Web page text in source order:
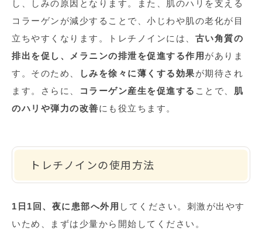
し、しみの原因となります。また、肌のハリを支える
コラーゲンが減少することで、小じわや肌の老化が目
立ちやすくなります。トレチノインには、 古い角質の
排出を促し、メラニンの排泄を促進する作用 がありま
す。そのため、
しみを徐々に薄くする効果が期待され
ます。さらに、
コラーゲン産生を促進する ことで、 肌
のハリや弾力の改善にも役立ちます。
トレチノインの使用方法
1日1回、夜に患部へ外用 してください。刺激が出やす
いため、まずは少量から開始してください。